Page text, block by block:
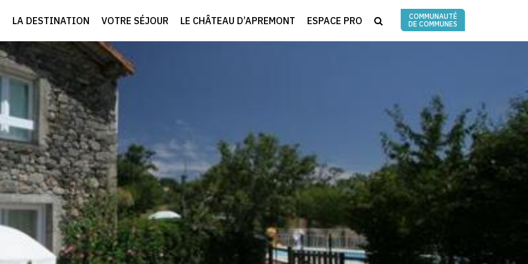
LA DESTINATION VOTRE SÉJOUR LE CHÂTEAU D’APREMONT ESPACE PRO RECHERCHE
COMMUNAUTÉ
DE COMMUNES